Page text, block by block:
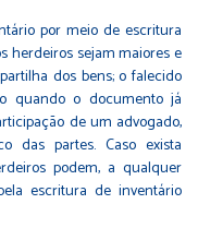
por meio de escritura
herdeiros sejam maiores e
dos bens; o falecido
quando o documento já
de um advogado,
das partes. Caso exista
podem, a qualquer
escritura de inventário